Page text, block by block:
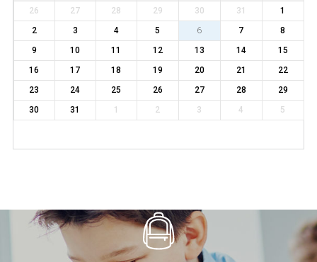
26 27 28 29 30 31
1
2
3 4 5 6 7
8
9
10 11 12 13 14
15
16
17 18 19 20 21
22
23
24 25 26 27 28
29
30
31 1 2 3 4 5